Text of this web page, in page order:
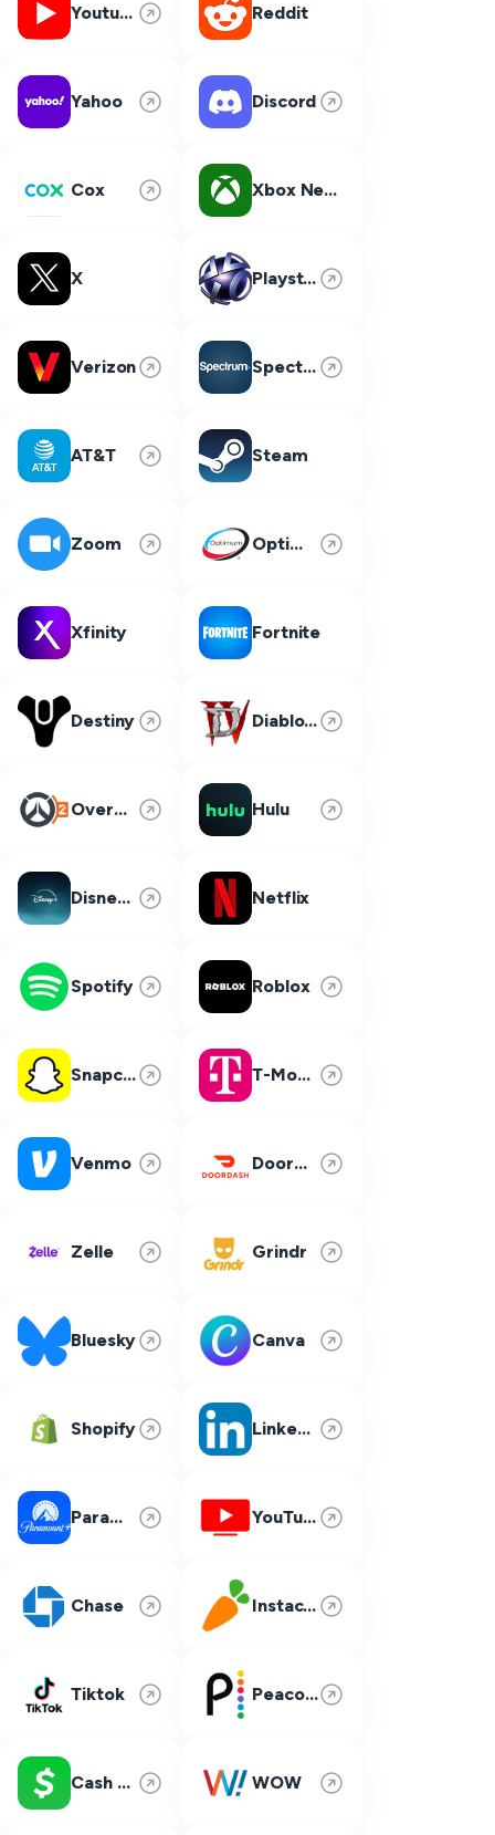
Youtube Reddit
Yahoo Discord
Cox Xbox Network
X Playstation Network
Verizon Spectrum
AT&T Steam
Zoom Optimum
Xfinity Fortnite
Destiny Diablo 4
Overwatch 2 Hulu
Disney Plus Netflix
Spotify Roblox
Snapchat T-Mobile
Venmo DoorDash
Zelle Grindr
Bluesky Canva
Shopify LinkedIn
Paramount Plus YouTube TV
Chase Instacart
Tiktok Peacock
Cash App WOW